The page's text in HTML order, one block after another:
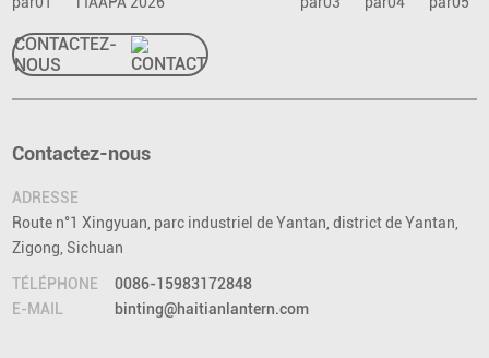
CONTACTEZ-
NOUS
Contactez-nous
ADRESSE
Route n°1 Xingyuan, parc industriel de Yantan, district de Yantan,
Zigong, Sichuan
TÉLÉPHONE
0086-15983172848
E-MAIL
binting@haitianlantern.com